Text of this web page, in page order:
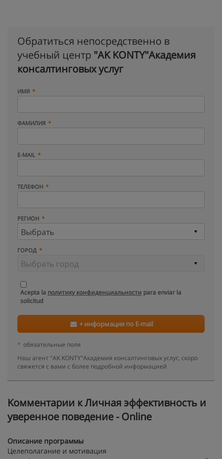
Обратиться непосредственно в
учебный центр "AK KONTY"Академия
консалтинговых услуг
ИМЯ
ФАМИЛИЯ
E-MAIL
ТЕЛЕФОН
РЕГИОН
ГОРОД
Acepta la политику конфиденциальности para enviar la
solicitud
+ информация по E-mail
* обязательные поля
Наш агент "AK KONTY"Академия консалтинговых услуг, скоро
свяжется с вами с более подробной информацией
Kомментарии к Личная эффективность и
уверенное поведение - Online
Описание программы
Целеполагание и мотивация